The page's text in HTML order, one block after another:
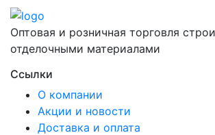
Оптовая и розничная торговля
отделочными материалами
Ссылки
О компании
Акции и новости
Доставка и оплата